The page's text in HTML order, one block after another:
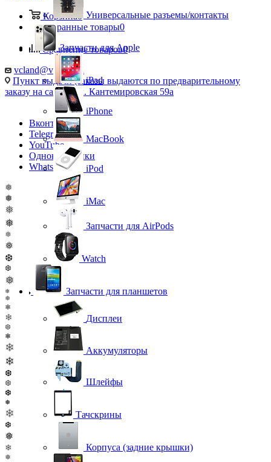
Корзина0
Избранные товары0
Сравнение товаров0
vcland@vcland.ru
Пункт выдачи (заказы выдаются по предварительному
заказу на сайте), ул. Кантемировская 59а
Вконтакте
Telegram
YouTube
Одноклассники
WhatsApp
❅
❅
❅
❅
❅
❅
❆
❆
❅
❄
❅
❄
❄
❆
❄
❄
❄
❆
❆
❆
❅
❄
❆
❅
❄
❅
Универсальные разъемы/контакты
Запчасти для Apple
iPad
iPhone
MacBook
iPod
iMac
Запчасти для AirPods
Watch
Запчасти для планшетов
Дисплеи
Аккумуляторы
Шлейфы
Тачскрины
Корпуса (задние крышки)